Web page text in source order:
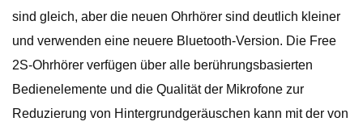
sind gleich, aber die neuen Ohrhörer sind deutlich kleiner
und verwenden eine neuere Bluetooth-Version. Die Free
2S-Ohrhörer verfügen über alle berührungsbasierten
Bedienelemente und die Qualität der Mikrofone zur
Reduzierung von Hintergrundgeräuschen kann mit der von